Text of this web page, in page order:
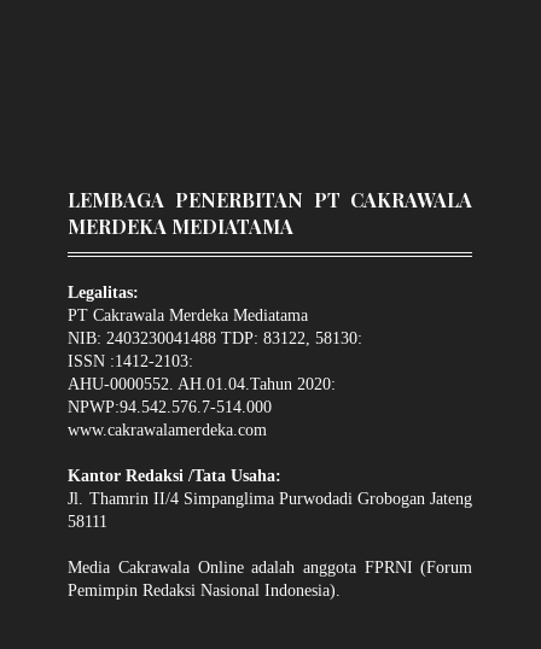
LEMBAGA PENERBITAN PT CAKRAWALA
MERDEKA MEDIATAMA
Legalitas:
PT Cakrawala Merdeka Mediatama
NIB: 2403230041488 TDP: 83122, 58130:
ISSN :1412-2103:
AHU-0000552. AH.01.04.Tahun 2020:
NPWP:94.542.576.7-514.000
www.cakrawalamerdeka.com
Kantor Redaksi /Tata Usaha:
Jl. Thamrin II/4 Simpanglima Purwodadi Grobogan Jateng
58111
Media Cakrawala Online adalah anggota FPRNI (Forum
Pemimpin Redaksi Nasional Indonesia).